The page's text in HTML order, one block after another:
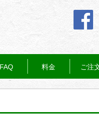
FAQ 料金 ご注